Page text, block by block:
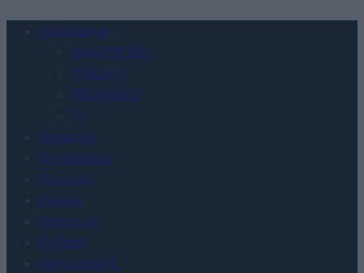
Urządzenia
SMARTFONY
TABLETY
WEARABLE
TV
Recenzje
Porównania
Co kupić
Porady
Promocje
FinTech
Hardware PC